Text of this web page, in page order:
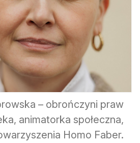
– obrończyni praw
animatorka społeczna,
Homo Faber.